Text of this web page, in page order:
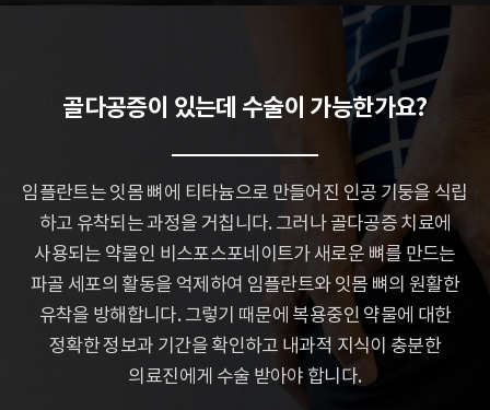
골다공증이 있는데 수술이 가능한가요?
임플란트는 잇몸 뼈에 티타늄으로 만들어진 인공 기둥을 식립
하고 유착되는 과정을 거칩니다. 그러나 골다공증 치료에
사용되는 약물인 비스포스포네이트가 새로운 뼈를 만드는
파골 세포의 활동을 억제하여 임플란트와 잇몸 뼈의 원활한
유착을 방해합니다. 그렇기 때문에 복용중인 약물에 대한
정확한 정보과 기간을 확인하고 내과적 지식이 충분한
의료진에게 수술 받아야 합니다.